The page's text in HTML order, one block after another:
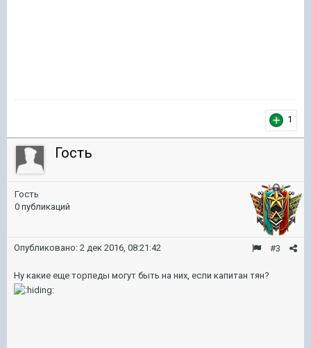
1
Гость
Гость
0 публикаций
#3
Опубликовано: 2 дек 2016, 08:21:42
Ну какие еще торпеды могут быть на них, если капитан тян?